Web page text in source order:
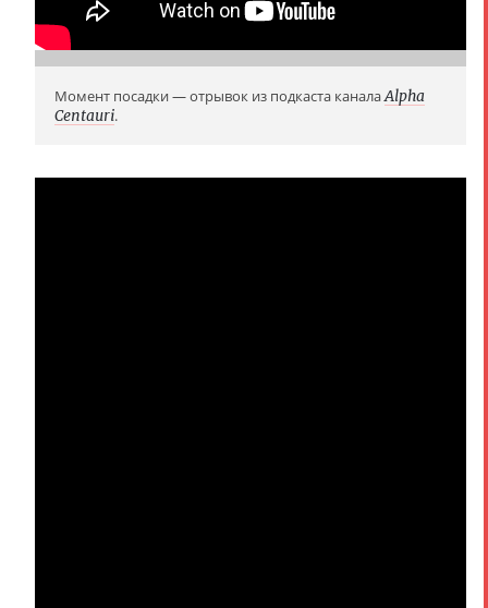
Момент посадки — отрывок из подкаста каналаAlpha
Centauri.